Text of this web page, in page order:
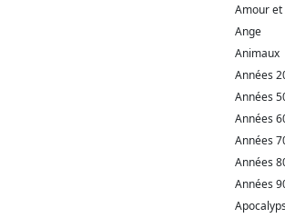
Amour et
Ange
Animaux
Années
Années
Années
Années
Années
Années